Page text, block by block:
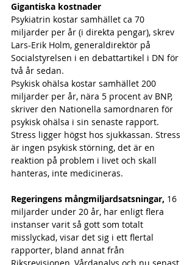
Gigantiska kostnader
Psykiatrin kostar samhället ca 70
miljarder per år (i direkta pengar), skrev
Lars-Erik Holm, generaldirektör på
Socialstyrelsen i en debattartikel i DN för
två år sedan.
Psykisk ohälsa kostar samhället 200
miljarder per år, nära 5 procent av BNP,
skriver den Nationella samordnaren för
psykisk ohälsa i sin senaste rapport.
Stress ligger högst hos sjukkassan. Stress
är ingen psykisk störning, det är en
reaktion på problem i livet och skall
hanteras, inte medicineras.
Regeringens mångmiljardsatsningar, 16
miljarder under 20 år, har enligt flera
instanser varit så gott som totalt
misslyckad, visar det sig i ett flertal
rapporter, bland annat från